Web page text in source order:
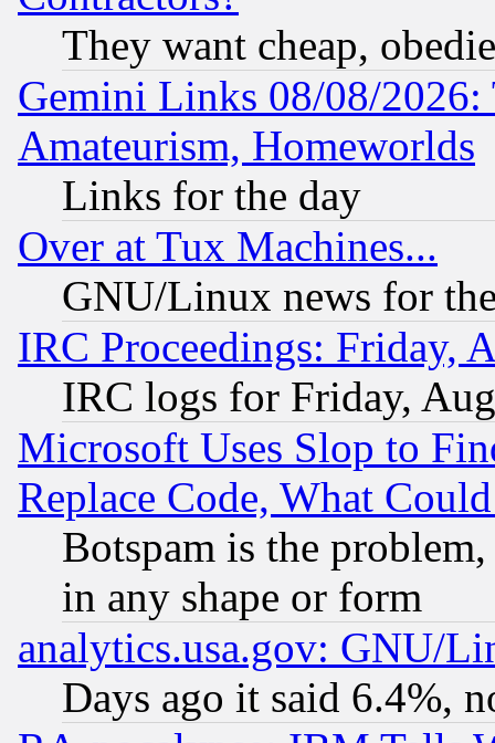
They want cheap,
Gemini Links 08/08/
Amateurism, Homeworlds
Links for the day
Over at Tux Machines...
GNU/Linux news for
IRC Proceedings: Friday,
IRC logs for Friday,
Microsoft Uses Slop to
Replace Code, What
Botspam is the
in any shape or form
analytics.usa.gov: GNU/
Days ago it said 6.4%,